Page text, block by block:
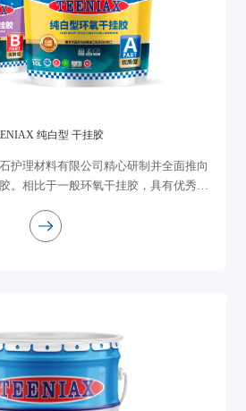
纯白型 干挂胶
护理材料有限公司精心研制并全面推向
。相比于一般环氧干挂胶，具有优秀的
完全无腐蚀，安全可靠，...